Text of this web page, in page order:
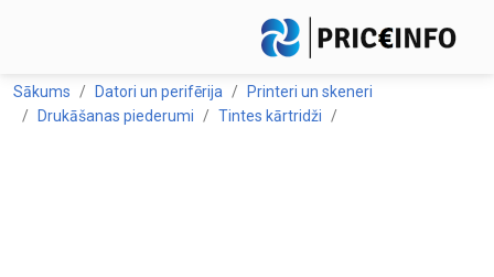
Sākums Datori un perifērija
Printeri un skeneri
Drukāšanas piederumi
Tintes kārtridži